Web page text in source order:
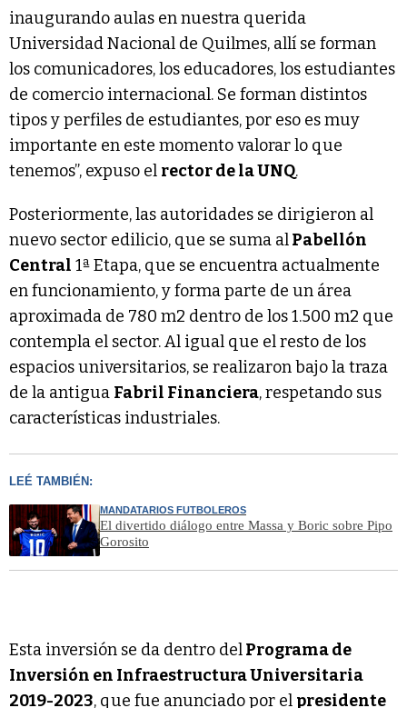
inaugurando aulas en nuestra querida
Universidad Nacional de Quilmes, allí se forman
los comunicadores, los educadores, los estudiantes
de comercio internacional. Se forman distintos
tipos y perfiles de estudiantes, por eso es muy
importante en este momento valorar lo que
tenemos”, expuso el rector de la UNQ.
Posteriormente, las autoridades se dirigieron al
nuevo sector edilicio, que se suma alPabellón
Central 1ª Etapa, que se encuentra actualmente
en funcionamiento, y forma parte de un área
aproximada de 780 m2 dentro de los 1.500 m2 que
contempla el sector. Al igual que el resto de los
espacios universitarios, se realizaron bajo la traza
de la antigua Fabril Financiera, respetando sus
características industriales.
LEÉ TAMBIÉN:
MANDATARIOS FUTBOLEROS
El divertido diálogo entre Massa y Boric sobre Pipo
Gorosito
Esta inversión se da dentro delPrograma de
Inversión en Infraestructura Universitaria
2019-2023, que fue anunciado por el presidente